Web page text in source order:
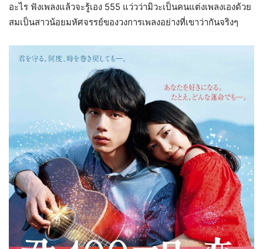
อะไร ฟังเพลงแล้วจะรู้เอง 555 แว่วว่ามิวะเป็นคนแต่งเพลงเองด้วย
สมเป็นสาวน้อยมหัศจรรย์ของวงการเพลงอย่างที่เขาว่ากันจริงๆ